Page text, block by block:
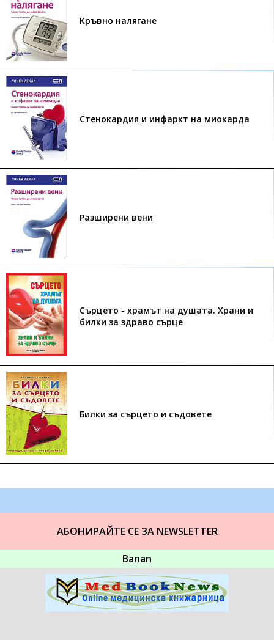
Кръвно налягане
Стенокардия и инфаркт на миокарда
Разширени вени
Сърцето - храмът на душата. Храни и
билки за здраво сърце
Билки за сърцето и съдовете
АБОНИРАЙТЕ СЕ ЗА NEWSLETTER
Banan